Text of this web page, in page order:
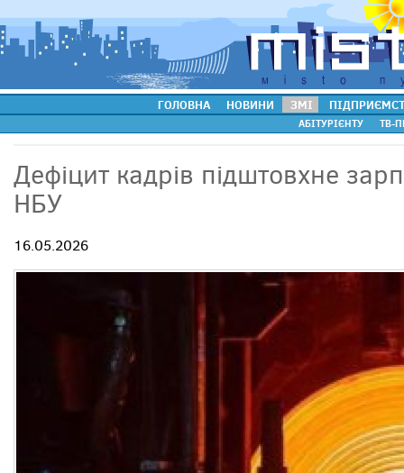
ГОЛОВНА НОВИНИ ЗМІ
АБІТУРІЄНТУ ТВ-
Дефіцит кадрів підштовхне
НБУ
16.05.2026